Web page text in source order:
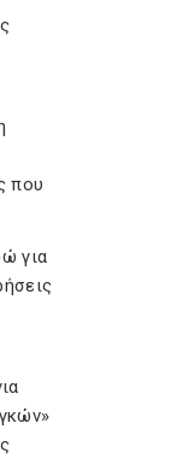
που
για